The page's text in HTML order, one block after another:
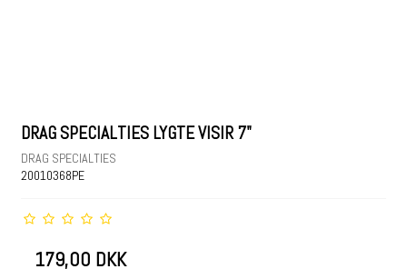
DRAG SPECIALTIES LYGTE VISIR 7"
DRAG SPECIALTIES
20010368PE
179,00 DKK